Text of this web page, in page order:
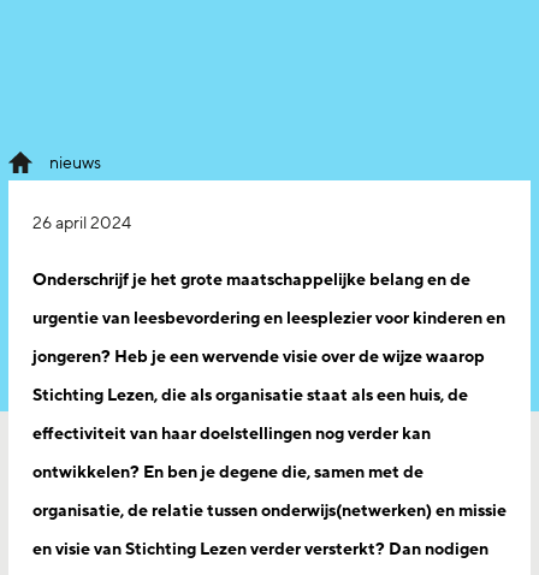
nieuws
26 april 2024
Onderschrijf je het grote maatschappelijke belang en de
urgentie van leesbevordering en leesplezier voor kinderen en
jongeren? Heb je een wervende visie over de wijze waarop
Stichting Lezen, die als organisatie staat als een huis, de
effectiviteit van haar doelstellingen nog verder kan
ontwikkelen? En ben je degene die, samen met de
organisatie, de relatie tussen onderwijs(netwerken) en missie
en visie van Stichting Lezen verder versterkt? Dan nodigen